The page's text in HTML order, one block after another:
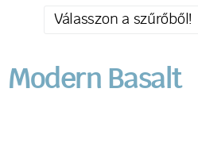
Válasszon a szűrőből!
Modern Basalt